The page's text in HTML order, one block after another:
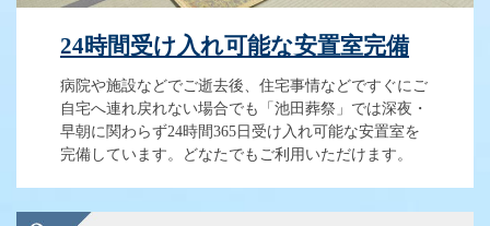
24時間受け入れ可能な安置室完備
病院や施設などでご逝去後、住宅事情などですぐにご
自宅へ連れ戻れない場合でも「池田葬祭」では深夜・
早朝に関わらず24時間365日受け入れ可能な安置室を
完備しています。どなたでもご利用いただけます。